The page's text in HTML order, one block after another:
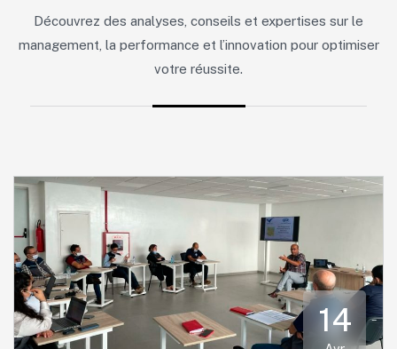
Découvrez des analyses, conseils et expertises sur le
management, la performance et l’innovation pour optimiser
votre réussite.
14